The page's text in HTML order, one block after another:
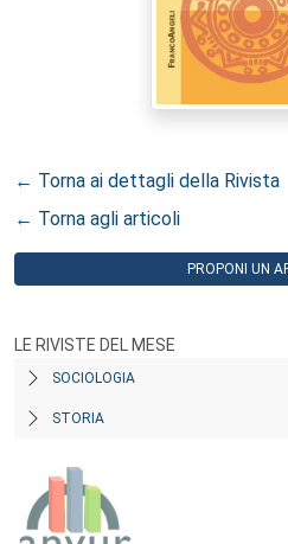
← Torna ai dettagli della Rivista
← Torna agli articoli
PROPONI UN
LE RIVISTE DEL MESE
SOCIOLOGIA
STORIA